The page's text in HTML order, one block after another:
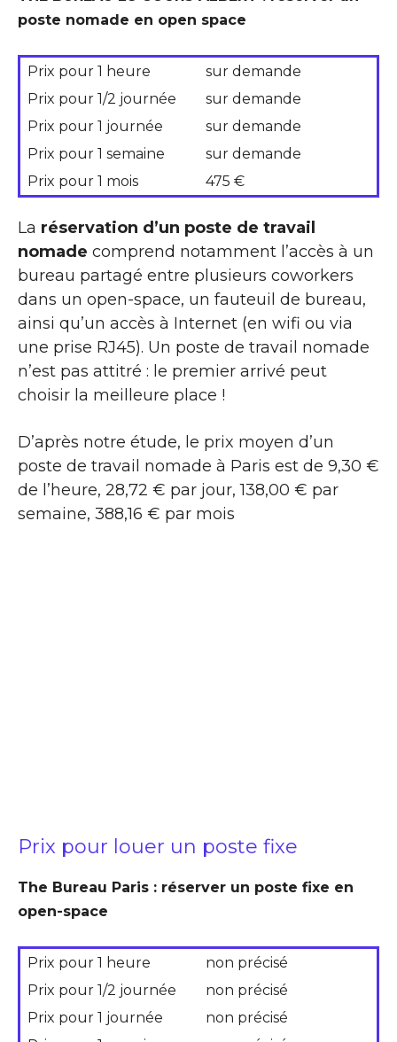
poste nomade en open space
Prix pour 1 heure
sur demande
Prix pour 1/2 journée
sur demande
Prix pour 1 journée
sur demande
Prix pour 1 semaine
sur demande
Prix pour 1 mois
475 €
La réservation d’un poste de travail
nomade comprend notamment l’accès à un
bureau partagé entre plusieurs coworkers
dans un open-space, un fauteuil de bureau,
ainsi qu’un accès à Internet (en wifi ou via
une prise RJ45). Un poste de travail nomade
n’est pas attitré : le premier arrivé peut
choisir la meilleure place !
D’après notre étude, le prix moyen d’un
poste de travail nomade à Paris est de 9,30 €
de l’heure, 28,72 € par jour, 138,00 € par
semaine, 388,16 € par mois
Prix pour louer un poste fixe
The Bureau Paris : réserver un poste fixe en
open-space
Prix pour 1 heure
non précisé
Prix pour 1/2 journée
non précisé
Prix pour 1 journée
non précisé